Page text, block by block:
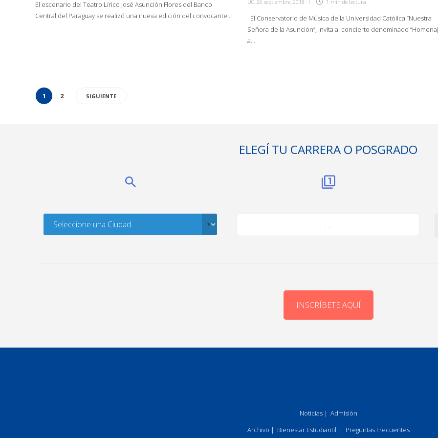
El escenario del Teatro Lírico José Asunción Flores del Banco
Central del Paraguay se realizó una nueva edición del convocante…
UC, 26 septiembre, 2018 1 min de lectura
El Conservatorio de Música de la Universidad Católica “Nuestra
Señora de la Asunción”, invita al concierto denominado
a…
1 2 SIGUIENTE
ELEGÍ TU CARRERA O POSGRADO
. . .
INSCRÍBETE AQUÍ
Noticias| Admisión
Archivo | Bienestar Estudiantil | Preguntas Frecuentes